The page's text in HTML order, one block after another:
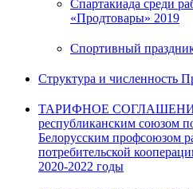
Спартакиада среди
«Продтовары» 2019
Спортивный
Структура и численность
ТАРИФНОЕ СОГЛАШЕНИЕ
республиканским союзом
Белорусским профсоюзом
потребительской
2020-2022 годы